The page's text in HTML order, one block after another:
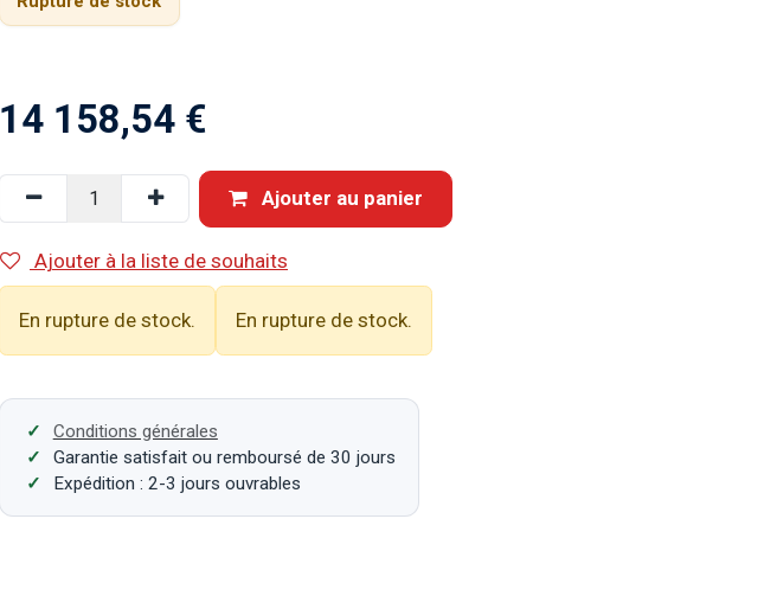
14 158,54 €
Ajouter au panier
Ajouter à la liste de souhaits
En rupture de stock. En rupture de stock.
Conditions générales
Garantie satisfait ou remboursé de 30 jours
Expédition : 2-3 jours ouvrables